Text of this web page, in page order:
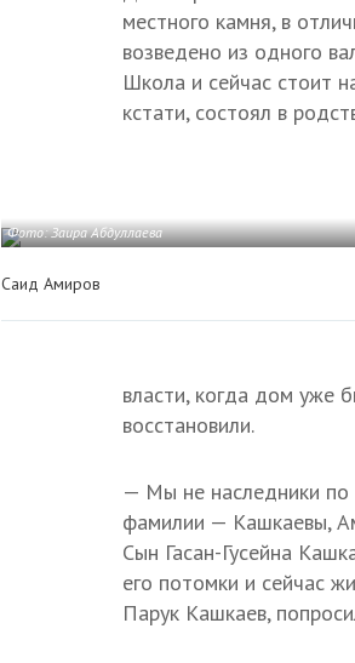
местного камня, в
возведено из одного
Школа и сейчас стоит
кстати, состоял в
Фото: Заира Абдуллаева
Саид Амиров
власти, когда дом уже
восстановили.
— Мы не наследники по
фамилии — Кашкаевы,
Сын Гасан-Гусейна
его потомки и сейчас
Парук Кашкаев,